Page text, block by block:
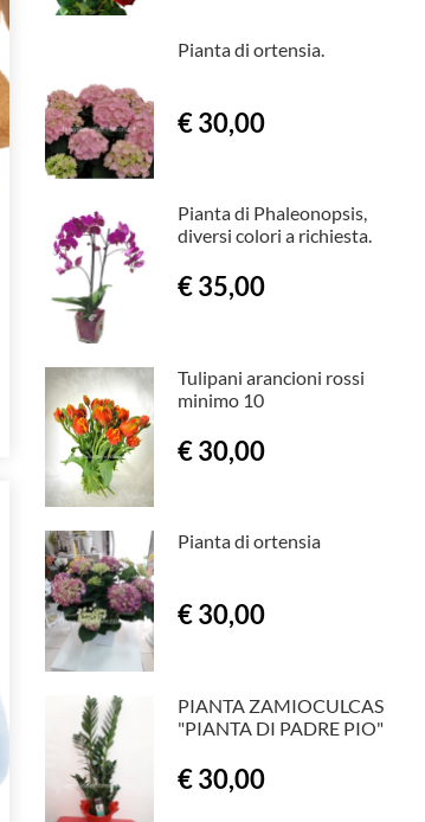
Pianta di ortensia.
€ 30,00
Pianta di Phaleonopsis,
diversi colori a richiesta.
€ 35,00
Tulipani arancioni rossi
minimo 10
€ 30,00
Pianta di ortensia
€ 30,00
PIANTA ZAMIOCULCAS
"PIANTA DI PADRE PIO"
€ 30,00